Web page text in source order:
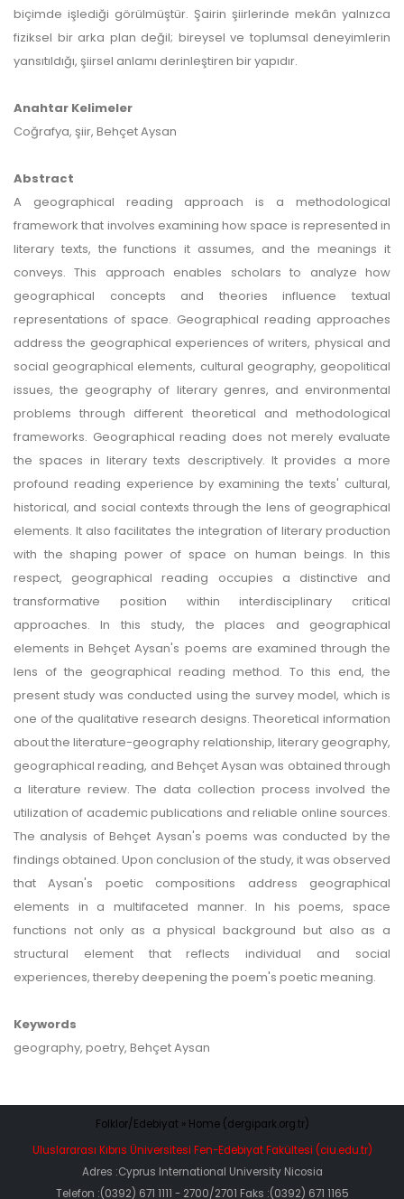
biçimde işlediği görülmüştür. Şairin şiirlerinde mekân yalnızca
fiziksel bir arka plan değil; bireysel ve toplumsal deneyimlerin
yansıtıldığı, şiirsel anlamı derinleştiren bir yapıdır.
Anahtar Kelimeler
Coğrafya, şiir, Behçet Aysan
Abstract
A geographical reading approach is a methodological
framework that involves examining how space is represented in
literary texts, the functions it assumes, and the meanings it
conveys. This approach enables scholars to analyze how
geographical concepts and theories influence textual
representations of space. Geographical reading approaches
address the geographical experiences of writers, physical and
social geographical elements, cultural geography, geopolitical
issues, the geography of literary genres, and environmental
problems through different theoretical and methodological
frameworks. Geographical reading does not merely evaluate
the spaces in literary texts descriptively. It provides a more
profound reading experience by examining the texts' cultural,
historical, and social contexts through the lens of geographical
elements. It also facilitates the integration of literary production
with the shaping power of space on human beings. In this
respect, geographical reading occupies a distinctive and
transformative position within interdisciplinary critical
approaches. In this study, the places and geographical
elements in Behçet Aysan's poems are examined through the
lens of the geographical reading method. To this end, the
present study was conducted using the survey model, which is
one of the qualitative research designs. Theoretical information
about the literature-geography relationship, literary geography,
geographical reading, and Behçet Aysan was obtained through
a literature review. The data collection process involved the
utilization of academic publications and reliable online sources.
The analysis of Behçet Aysan's poems was conducted by the
findings obtained. Upon conclusion of the study, it was observed
that Aysan's poetic compositions address geographical
elements in a multifaceted manner. In his poems, space
functions not only as a physical background but also as a
structural element that reflects individual and social
experiences, thereby deepening the poem's poetic meaning.
Keywords
geography, poetry, Behçet Aysan
Folklor/Edebiyat » Home (dergipark.org.tr)
Uluslararası Kıbrıs Üniversitesi Fen-Edebiyat Fakültesi (ciu.edu.tr)
Adres :Cyprus International University Nicosia
Telefon :(0392) 671 1111 - 2700/2701 Faks :(0392) 671 1165